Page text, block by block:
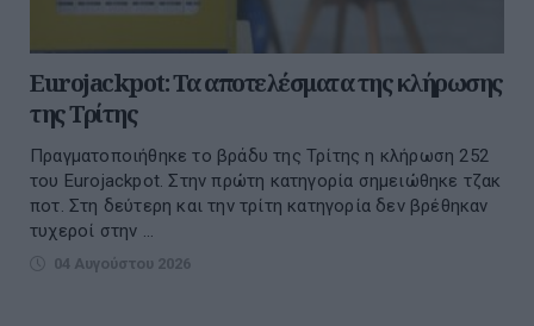
Eurojackpot: Τα αποτελέσματα της κλήρωσης
της Τρίτης
Πραγματοποιήθηκε το βράδυ της Τρίτης η κλήρωση 252
του Eurojackpot. Στην πρώτη κατηγορία σημειώθηκε τζακ
ποτ. Στη δεύτερη και την τρίτη κατηγορία δεν βρέθηκαν
τυχεροί στην ...
04 Αυγούστου 2026